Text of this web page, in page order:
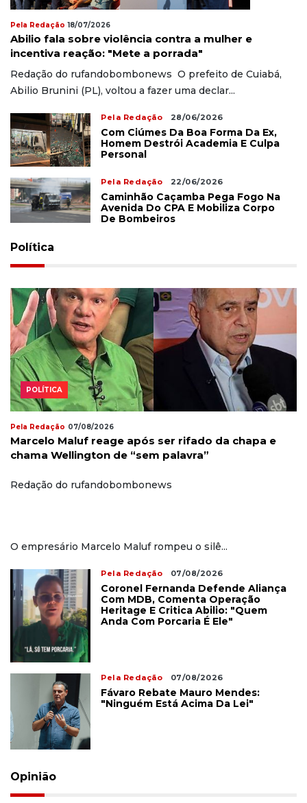
Pela Redação 18/07/2026
Abilio fala sobre violência contra a mulher e
incentiva reação: "Mete a porrada"
Redação do rufandobombonews O prefeito de Cuiabá,
Abilio Brunini (PL), voltou a fazer uma declar...
Pela Redação 28/06/2026
Com Ciúmes Da Boa Forma Da Ex,
Homem Destrói Academia E Culpa
Personal
Pela Redação 22/06/2026
Caminhão Caçamba Pega Fogo Na
Avenida Do CPA E Mobiliza Corpo
De Bombeiros
Política
POLÍTICA
Pela Redação 07/08/2026
Marcelo Maluf reage após ser rifado da chapa e
chama Wellington de “sem palavra”
Redação do rufandobombonews
O empresário Marcelo Maluf rompeu o silê...
Pela Redação 07/08/2026
Coronel Fernanda Defende Aliança
Com MDB, Comenta Operação
Heritage E Critica Abilio: "Quem
Anda Com Porcaria É Ele"
Pela Redação 07/08/2026
Fávaro Rebate Mauro Mendes:
"Ninguém Está Acima Da Lei"
Opinião